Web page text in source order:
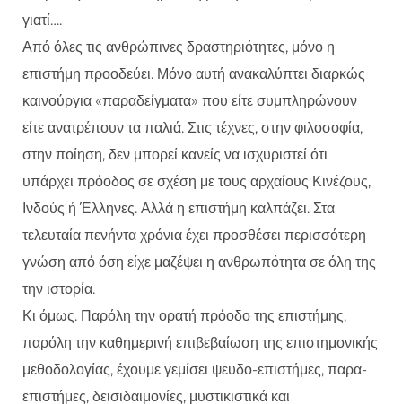
γιατί….
Από όλες τις ανθρώπινες δραστηριότητες, μόνο η
επιστήμη προοδεύει. Μόνο αυτή ανακαλύπτει διαρκώς
καινούργια «παραδείγματα» που είτε συμπληρώνουν
είτε ανατρέπουν τα παλιά. Στις τέχνες, στην φιλοσοφία,
στην ποίηση, δεν μπορεί κανείς να ισχυριστεί ότι
υπάρχει πρόοδος σε σχέση με τους αρχαίους Κινέζους,
Ινδούς ή Έλληνες. Αλλά η επιστήμη καλπάζει. Στα
τελευταία πενήντα χρόνια έχει προσθέσει περισσότερη
γνώση από όση είχε μαζέψει η ανθρωπότητα σε όλη της
την ιστορία.
Κι όμως. Παρόλη την ορατή πρόοδο της επιστήμης,
παρόλη την καθημερινή επιβεβαίωση της επιστημονικής
μεθοδολογίας, έχουμε γεμίσει ψευδο-επιστήμες, παρα-
επιστήμες, δεισιδαιμονίες, μυστικιστικά και